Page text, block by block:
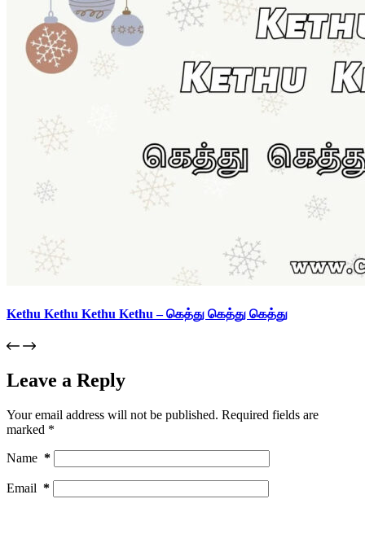
Kethu Kethu Kethu Kethu – கெத்து கெத்து கெத்து
Leave a Reply
Your email address will not be published. Required fields are
marked *
Name *
Email *